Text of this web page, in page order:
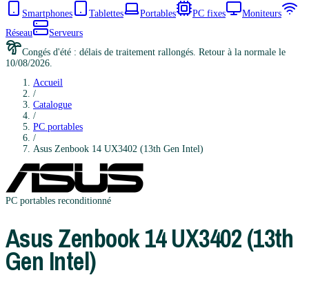
Smartphones Tablettes Portables PC fixes
Moniteurs
Réseau
Serveurs
Congés d'été : délais de traitement rallongés. Retour à la normale le
10/08/2026.
Accueil
/
Catalogue
/
PC portables
/
Asus Zenbook 14 UX3402 (13th Gen Intel)
PC portables reconditionné
AsusZenbook 14 UX3402 (13th
Gen Intel)